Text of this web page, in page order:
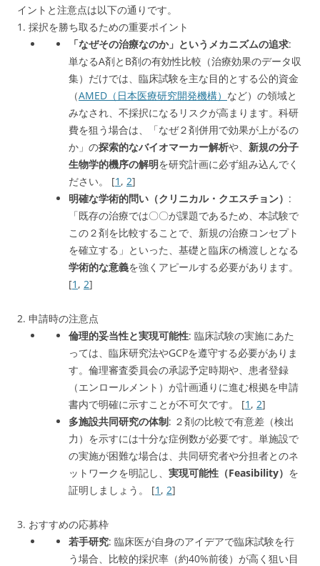
イントと注意点は以下の通りです。
1. 採択を勝ち取るための重要ポイント
「なぜその治療なのか」というメカニズムの追求:
単なるA剤とB剤の有効性比較（治療効果のデータ収
集）だけでは、臨床試験を主な目的とする公的資金
（AMED（日本医療研究開発機構） など）の領域と
みなされ、不採択になるリスクが高まります。科研
費を狙う場合は、「なぜ２剤併用で効果が上がるの
か」の探索的なバイオマーカー解析や、 新規の分子
生物学的機序の解明を研究計画に必ず組み込んでく
ださい。
[1 , 2]
明確な学術的問い（クリニカル・クエスチョン） :
「既存の治療では〇〇が課題であるため、本試験で
この２剤を比較することで、新規の治療コンセプト
を確立する」といった、基礎と臨床の橋渡しとなる
学術的な意義を強くアピールする必要があります。
[1 , 2]
2. 申請時の注意点
倫理的妥当性と実現可能性: 臨床試験の実施にあた
っては、臨床研究法やGCPを遵守する必要がありま
す。倫理審査委員会の承認予定時期や、患者登録
（エンロールメント）が計画通りに進む根拠を申請
書内で明確に示すことが不可欠です。
[1 , 2]
多施設共同研究の体制: ２剤の比較で有意差（検出
力）を示すには十分な症例数が必要です。単施設で
の実施が困難な場合は、共同研究者や分担者とのネ
ットワークを明記し、 実現可能性（Feasibility） を
証明しましょう 。 [1 , 2]
3. おすすめの応募枠
若手研究: 臨床医が自身のアイデアで臨床試験を行
う場合、比較的採択率（約40%前後）が高く狙い目